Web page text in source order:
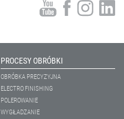
PROCESY OBRÓBKI
OBRÓBKA PRECYZYJNA
ELECTRO FINISHING
POLEROWANIE
WYGŁADZANIE